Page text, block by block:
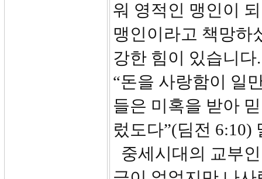
워 영적인 맹인이
맹인이라고 책망하
강한 힘이 있습니
“돈을 사랑함이 일
들은 미혹을 받아
렀도다”(딤전 6:10)
중세시대의 교부